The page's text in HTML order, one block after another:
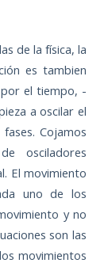
de la física, la
es tambien
por el tiempo, -
a oscilar el
Cojamos
osciladores
El movimiento
uno de los
y no
son las
movimientos